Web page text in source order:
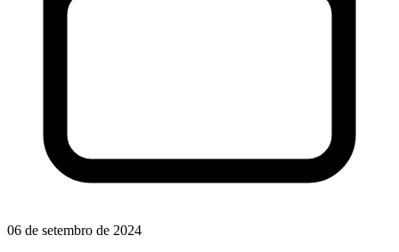
06 de setembro de 2024